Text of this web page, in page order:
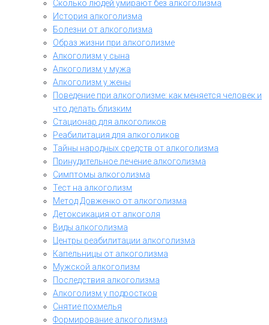
Сколько людей умирают без алкоголизма
История алкоголизма
Болезни от алкоголизма
Образ жизни при алкоголизме
Алкоголизм у сына
Алкоголизм у мужа
Алкоголизм у жены
Поведение при алкоголизме: как меняется человек и
что делать близким
Стационар для алкоголиков
Реабилитация для алкоголиков
Тайны народных средств от алкоголизма
Принудительное лечение алкоголизма
Симптомы алкоголизма
Тест на алкоголизм
Метод Довженко от алкоголизма
Детоксикация от алкоголя
Виды алкоголизма
Центры реабилитации алкоголизма
Капельницы от алкоголизма
Мужской алкоголизм
Последствия алкоголизма
Алкоголизм у подростков
Снятие похмелья
Формирование алкоголизма